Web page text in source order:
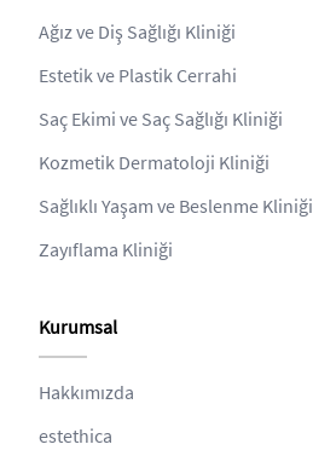
Ağız ve Diş Sağlığı Kliniği
Estetik ve Plastik Cerrahi
Saç Ekimi ve Saç Sağlığı Kliniği
Kozmetik Dermatoloji Kliniği
Sağlıklı Yaşam ve Beslenme Kliniği
Zayıflama Kliniği
Kurumsal
Hakkımızda
estethica